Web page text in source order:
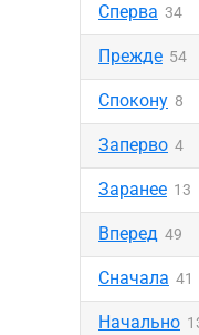
Сперва 34
Прежде 54
Спокону 8
Заперво 4
Заранее 13
Вперед 49
Сначала 41
Начально